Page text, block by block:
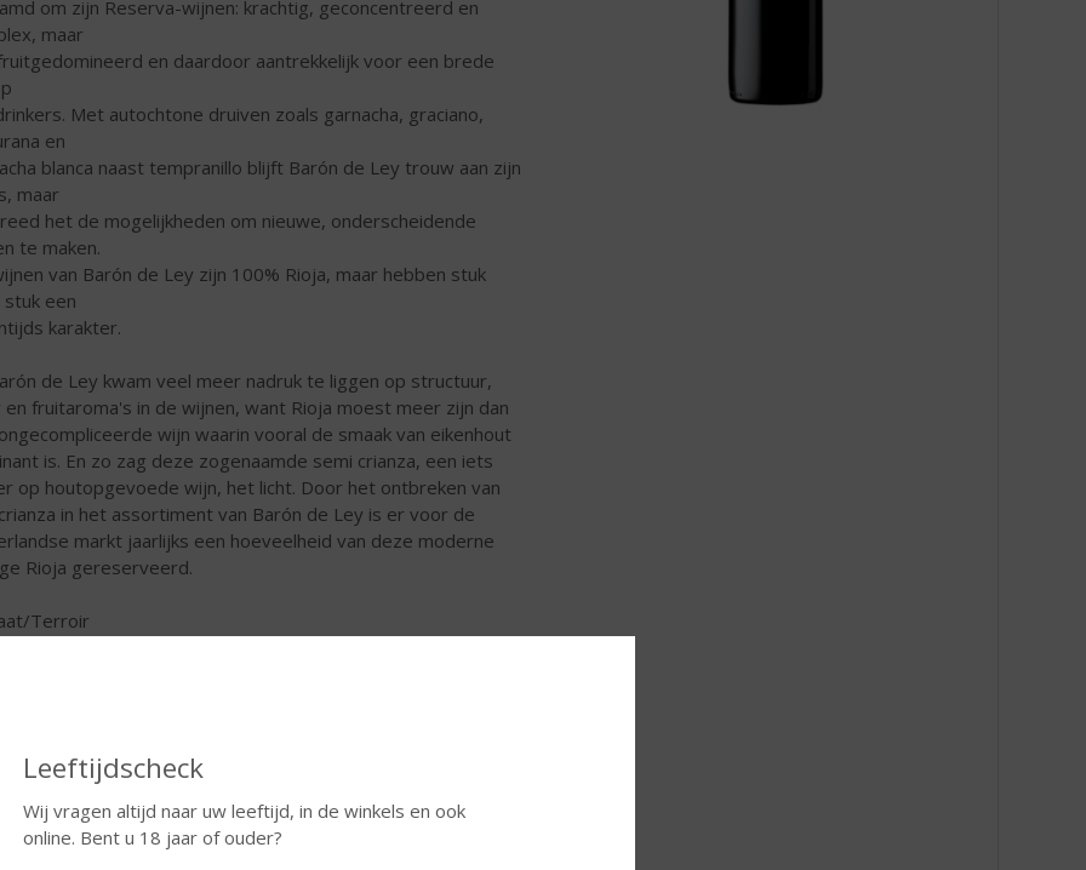
Leeftijdscheck
Wij vragen altijd naar uw leeftijd, in de winkels en ook
online. Bent u 18 jaar of ouder?
om zijn Reserva-wijnen: krachtig, geconcentreerd en
maar
en daardoor aantrekkelijk voor een brede
Met autochtone druiven zoals garnacha, graciano,
en
blanca naast tempranillo blijft Barón de Ley trouw aan zijn
maar
het de mogelijkheden om nieuwe, onderscheidende
te maken.
van Barón de Ley zijn 100% Rioja, maar hebben stuk
een
karakter.
de Ley kwam veel meer nadruk te liggen op structuur,
en fruitaroma's in de wijnen, want Rioja moest meer zijn dan
wijn waarin vooral de smaak van eikenhout
is. En zo zag deze zogenaamde semi crianza, een iets
op houtopgevoede wijn, het licht. Door het ontbreken van
in het assortiment van Barón de Ley is er voor de
markt jaarlijks een hoeveelheid van deze moderne
Rioja gereserveerd.
Terroir
vergisting in roestvrijstalen tanks rijpt de wijn vier maanden
eikenhouten vaten en aansluitend nog zes maanden